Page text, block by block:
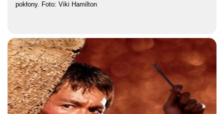
pokłony. Foto: Viki Hamilton